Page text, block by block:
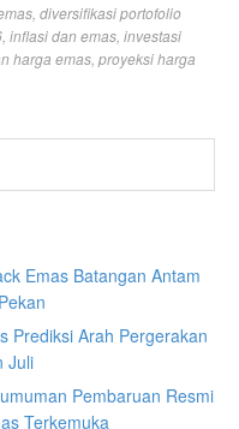
diversifikasi portofolio
inflasi dan emas investasi
harga emas proyeksi harga
Emas Batangan Antam
Prediksi Arah Pergerakan
Juli
Pembaruan Resmi
Terkemuka